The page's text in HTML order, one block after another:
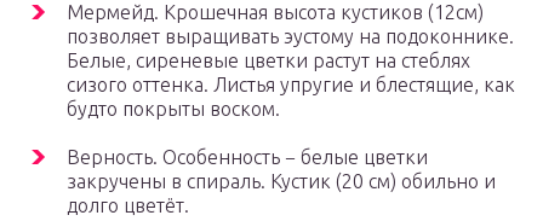
Мермейд. Крошечная высота кустиков (12см)
позволяет выращивать эустому на подоконнике.
Белые, сиреневые цветки растут на стеблях
сизого оттенка. Листья упругие и блестящие, как
будто покрыты воском.
Верность. Особенность − белые цветки
закручены в спираль. Кустик (20 см) обильно и
долго цветёт.